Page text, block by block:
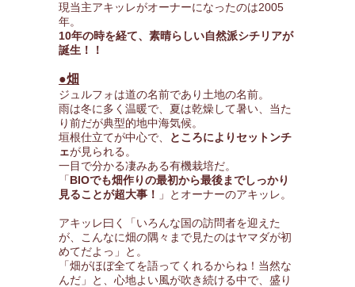
現当主アキッレがオーナーになったのは2005
年。
10年の時を経て、素晴らしい自然派シチリアが
誕生！！
●畑
ジュルフォは道の名前であり土地の名前。
雨は冬に多く温暖で、夏は乾燥して暑い、当た
り前だが典型的地中海気候。
垣根仕立てが中心で、
ところによりセットンチ
ェが見られる。
一目で分かる凄みある有機栽培だ。
「BIOでも畑作りの最初から最後までしっかり
見ることが超大事！
」とオーナーのアキッレ。
アキッレ曰く「いろんな国の訪問者を迎えた
が、こんなに畑の隅々まで見たのはヤマダが初
めてだよっ」と。
「畑がほぼ全てを語ってくれるからね！当然な
んだ」と、心地よい風が吹き続ける中で、盛り